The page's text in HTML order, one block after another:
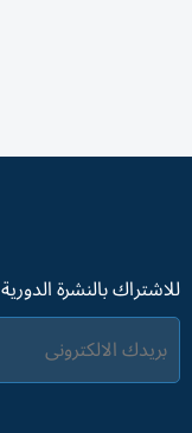
للاشتراك بالنشرة الدورية